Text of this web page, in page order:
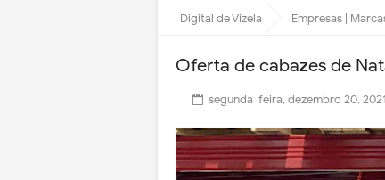
Digital de Vizela Empresas |
Oferta de cabazes de
segunda-feira, dezembro 20, 2021